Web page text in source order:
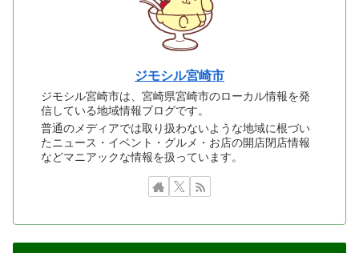
ジモシル宮崎市
ジモシル宮崎市は、宮崎県宮崎市のローカル情報を発
信している地域情報ブログです。
普通のメディアでは取り扱わないような地域に根づい
たニュース・イベント・グルメ・お店の開店閉店情報
などマニアックな情報を扱っています。